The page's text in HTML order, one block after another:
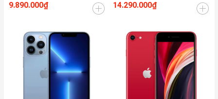
9.890.000₫ 14.290.000₫